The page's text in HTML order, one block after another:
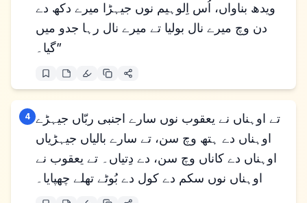
ویدھ بناواں، اُس اِلوہیم نوں جیہڑا میرے دکھ دے
دن وچ میرے نال بولیا تے میرے نال رہا جدو میں
گیا۔”
4 تے اوہناں نے یعقوب نوں سارے اجنبی ربّاں جیہڑے
اوہناں دے ہتھ وچ سن، تے سارے بالیاں جیہڑیاں
اوہناں دے کاناں وچ سن، دے دِتیاں۔ تے یعقوب نے
اوہناں نوں سکم دے کول دے بُوٹے تھلے چھپایا۔